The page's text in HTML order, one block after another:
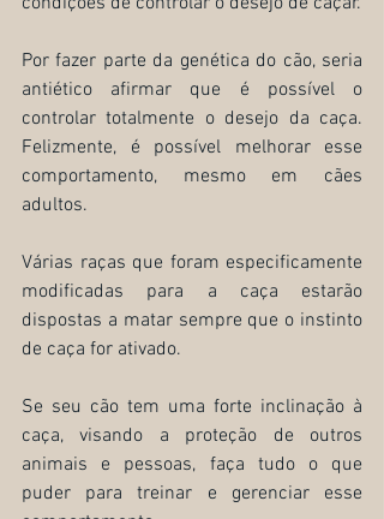
Por fazer parte da genética do cão, seria
antiético afirmar que é possível o
controlar totalmente o desejo da caça.
Felizmente, é possível melhorar esse
comportamento, mesmo em cães
adultos.
Várias raças que foram especificamente
modificadas para a caça estarão
dispostas a matar sempre que o instinto
de caça for ativado.
Se seu cão tem uma forte inclinação à
caça, visando a proteção de outros
animais e pessoas, faça tudo o que
puder para treinar e gerenciar esse